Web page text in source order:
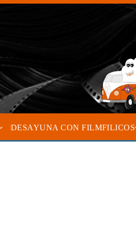
DESAYUNA CON FILMFILICOS